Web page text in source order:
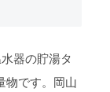
器の貯湯タ
物です。岡山